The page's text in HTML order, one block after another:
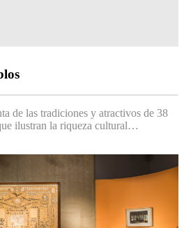
de las tradiciones y atractivos de 38
ilustran la riqueza cultural…